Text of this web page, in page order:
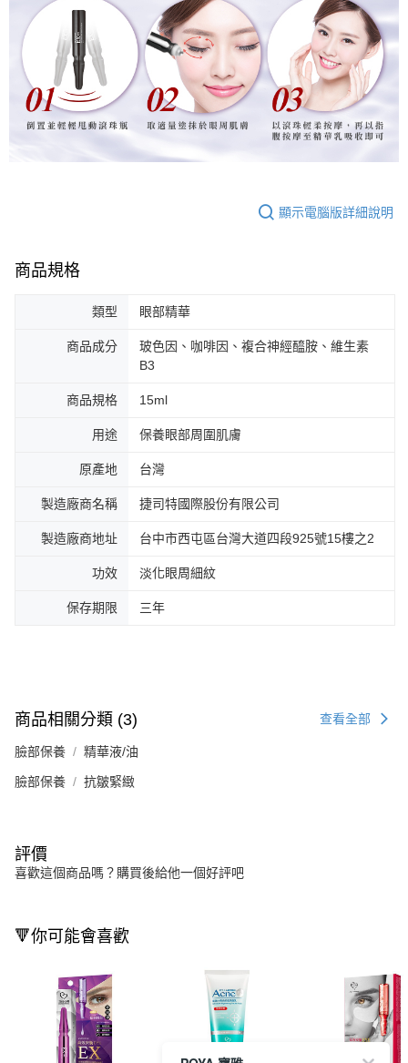
顯示電腦版詳細說明
商品規格
類型 眼部精華
商品成分
玻色因、咖啡因、複合神經醯胺、維生素
B3
商品規格 15ml
用途 保養眼部周圍肌膚
原產地 台灣
製造廠商名稱 捷司特國際股份有限公司
製造廠商地址 台中市西屯區台灣大道四段925號15樓之2
功效 淡化眼周細紋
保存期限 三年
商品相關分類 (3) 查看全部
臉部保養 精華液/油
臉部保養 抗皺緊緻
評價
喜歡這個商品嗎？購買後給他一個好評吧
🔻你可能會喜歡